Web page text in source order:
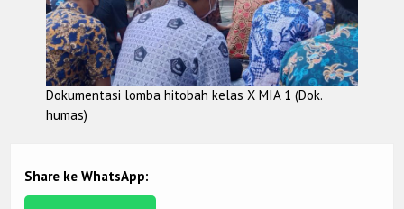
Dokumentasi lomba hitobah kelas X MIA 1 (Dok.
humas)
Share ke WhatsApp: